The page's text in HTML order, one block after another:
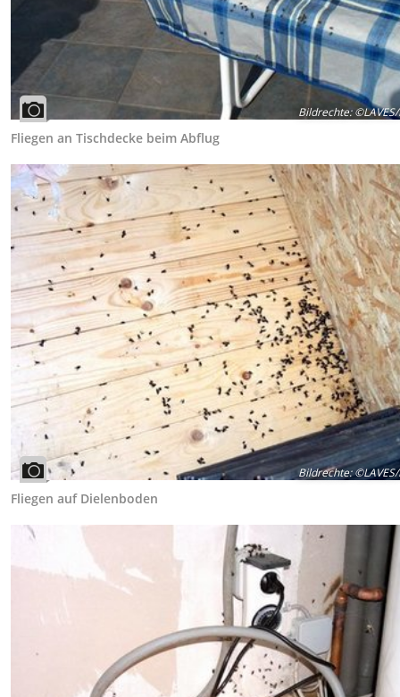
Bildrechte:©LAVES/
Fliegen an Tischdecke beim Abflug
Bildrechte:©LAVES/
Fliegen auf Dielenboden